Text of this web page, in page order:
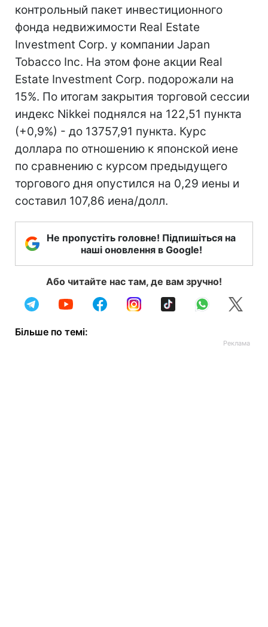
контрольный пакет инвестиционного
фонда недвижимости Real Estate
Investment Corp. у компании Japan
Tobacco Inc. На этом фоне акции Real
Estate Investment Corp. подорожали на
15%. По итогам закрытия торговой сессии
индекс Nikkei поднялся на 122,51 пункта
(+0,9%) - до 13757,91 пункта. Курс
доллара по отношению к японской иене
по сравнению с курсом предыдущего
торгового дня опустился на 0,29 иены и
составил 107,86 иена/долл.
Не пропустіть головне! Підпишіться на
наші оновлення в Google!
Або читайте нас там, де вам зручно!
Більше по темі: